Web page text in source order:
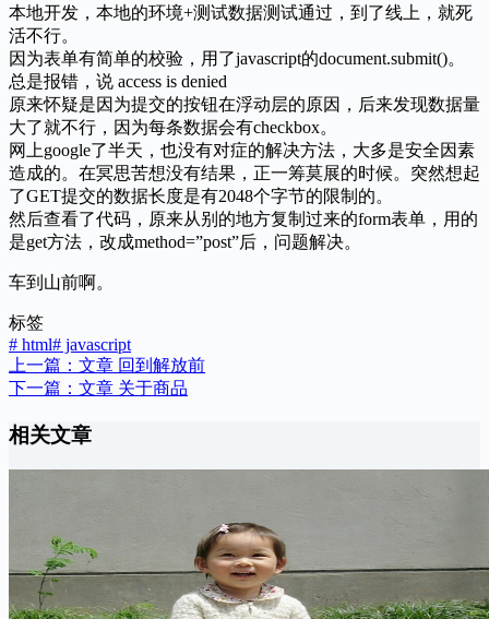
本地开发，本地的环境+测试数据测试通过，到了线上，就死
活不行。
因为表单有简单的校验，用了javascript的document.submit()。
总是报错，说 access is denied
原来怀疑是因为提交的按钮在浮动层的原因，后来发现数据量
大了就不行，因为每条数据会有checkbox。
网上google了半天，也没有对症的解决方法，大多是安全因素
造成的。在冥思苦想没有结果，正一筹莫展的时候。突然想起
了GET提交的数据长度是有2048个字节的限制的。
然后查看了代码，原来从别的地方复制过来的form表单，用的
是get方法，改成method=”post”后，问题解决。
车到山前啊。
标签
# html# javascript
上一篇： 文章 回到解放前
下一篇： 文章 关于商品
相关文章